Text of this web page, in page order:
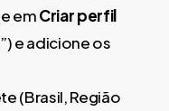
emCriar perfil
e adicione os
(Brasil, Região